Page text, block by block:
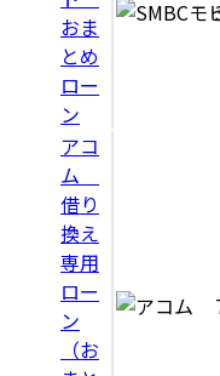
おま
とめ
ロー
ン
アコ
ム
借り
換え
専用
ロー
ン
（お